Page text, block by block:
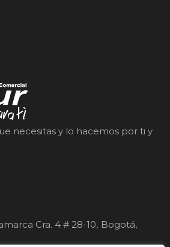
necesitas y lo hacemos por ti y
Cra. 4 # 28-10 Bogotá